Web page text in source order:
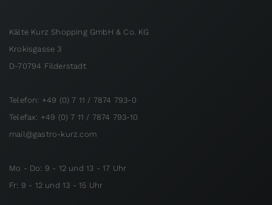
Kälte Kurz Shopping GmbH & Co. KG
Krokisgasse 3
D-70794 Filderstadt
Telefon: +49 (0) 7 11 / 7874 793-0
Telefax: +49 (0) 7 11 / 7874 793-10
mail@gastro-kurz.com
Mo - Do: 9 - 12 und 13 - 17 Uhr
Fr: 9 - 12 und 13 - 15 Uhr